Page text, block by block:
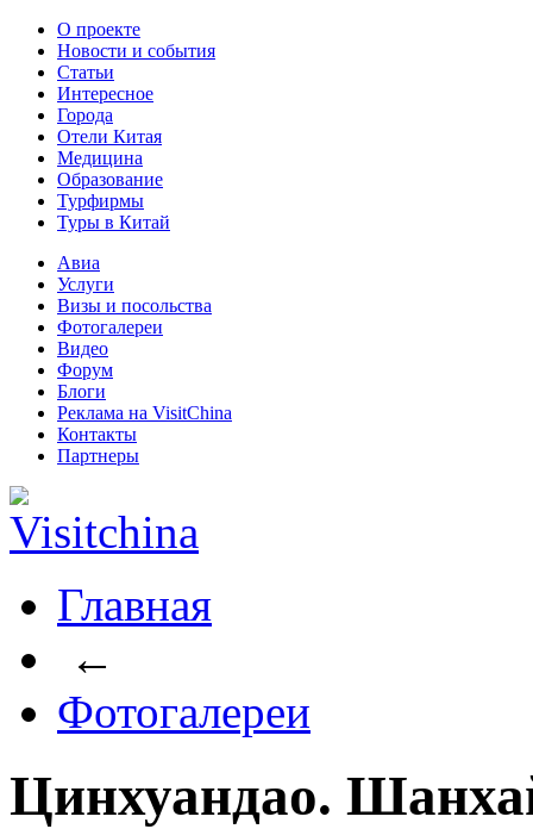
О проекте
Новости и события
Статьи
Интересное
Города
Отели Китая
Медицина
Образование
Турфирмы
Туры в Китай
Авиа
Услуги
Визы и посольства
Фотогалереи
Видео
Форум
Блоги
Реклама на VisitChina
Контакты
Партнеры
Главная
←
Фотогалереи
Цинхуандао.